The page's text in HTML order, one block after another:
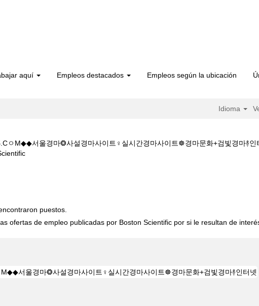
aquí Empleos destacados Empleos según la ubicación
Idioma
ㅇM◆◆서울경마❂사설경마사이트♀실시간경마사이트☸경마문화+검빛경마࿈인
(página
puestos.
ofertas de empleo publicadas por Boston Scientific por si le resultan de